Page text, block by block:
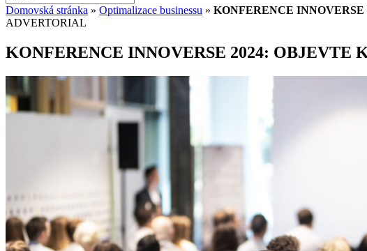
Domovská stránka » Optimalizace businessu » KONFERENCE
ADVERTORIAL
KONFERENCE INNOVERSE 2024: